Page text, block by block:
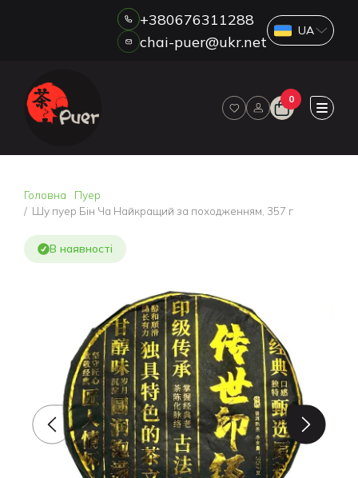
ДРОП
ВІДГУКИ
КОНТАКТИ
+380676311288
chai-puer@ukr.net
0
Головна
Пуер
Шу пуер Бін Ча Найкращий за походженням, 357 г
В наявності